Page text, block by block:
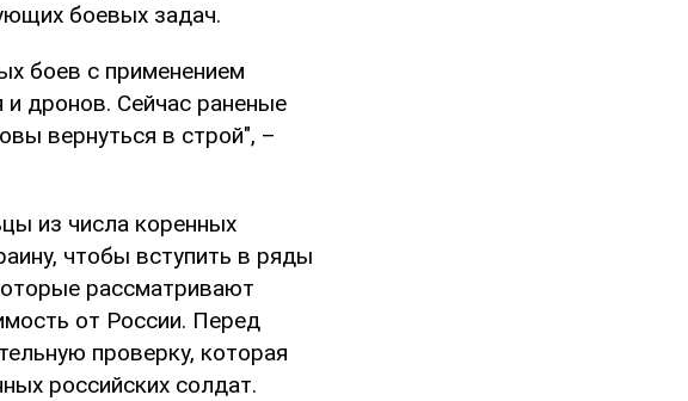
боевых задач.
боев с применением
и дронов. Сейчас раненые
вернуться в строй", –
из числа коренных
чтобы вступить в ряды
рассматривают
от России. Перед
проверку, которая
российских солдат.